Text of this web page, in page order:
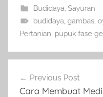
Budidaya, Sayuran
budidaya, gambas,
Pertanian, pupuk fase
pos
Previous Post
Cara Membuat